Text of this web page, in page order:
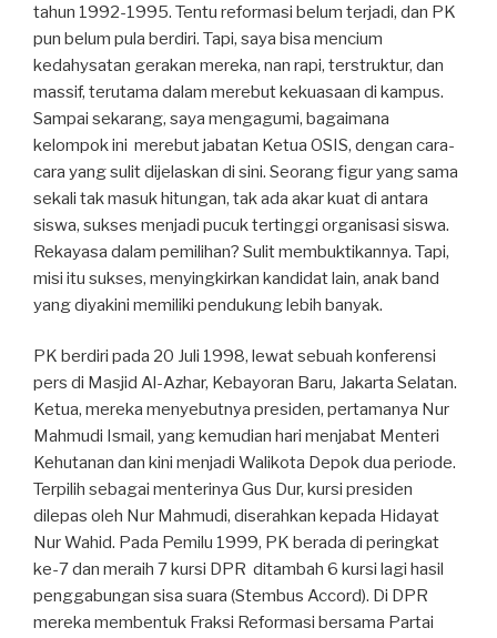
tahun 1992-1995. Tentu reformasi belum terjadi, dan PK
pun belum pula berdiri. Tapi, saya bisa mencium
kedahysatan gerakan mereka, nan rapi, terstruktur, dan
massif, terutama dalam merebut kekuasaan di kampus.
Sampai sekarang, saya mengagumi, bagaimana
kelompok ini merebut jabatan Ketua OSIS, dengan cara-
cara yang sulit dijelaskan di sini. Seorang figur yang sama
sekali tak masuk hitungan, tak ada akar kuat di antara
siswa, sukses menjadi pucuk tertinggi organisasi siswa.
Rekayasa dalam pemilihan? Sulit membuktikannya. Tapi,
misi itu sukses, menyingkirkan kandidat lain, anak band
yang diyakini memiliki pendukung lebih banyak.
PK berdiri pada 20 Juli 1998, lewat sebuah konferensi
pers di Masjid Al-Azhar, Kebayoran Baru, Jakarta Selatan.
Ketua, mereka menyebutnya presiden, pertamanya Nur
Mahmudi Ismail, yang kemudian hari menjabat Menteri
Kehutanan dan kini menjadi Walikota Depok dua periode.
Terpilih sebagai menterinya Gus Dur, kursi presiden
dilepas oleh Nur Mahmudi, diserahkan kepada Hidayat
Nur Wahid. Pada Pemilu 1999, PK berada di peringkat
ke-7 dan meraih 7 kursi DPR ditambah 6 kursi lagi hasil
penggabungan sisa suara (Stembus Accord). Di DPR
mereka membentuk Fraksi Reformasi bersama Partai